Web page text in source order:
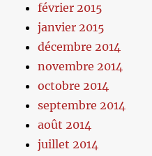
février 2015
janvier 2015
décembre 2014
novembre 2014
octobre 2014
septembre 2014
août 2014
juillet 2014